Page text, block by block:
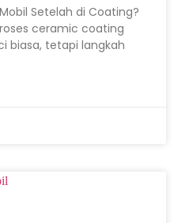
Setelah di Coating?
ceramic coating
biasa, tetapi langkah